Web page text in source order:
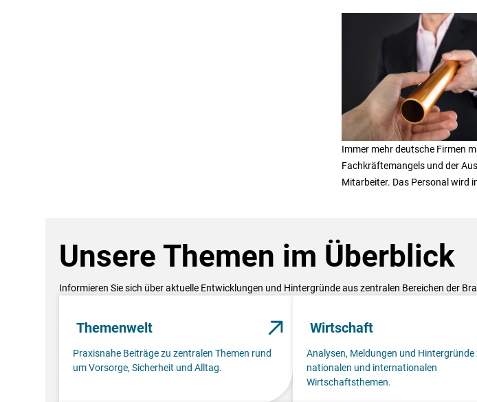
Immer mehr deutsche Firmen
Fachkräftemangels und der
Mitarbeiter. Das Personal wird
Unsere Themen im Überblick
Informieren Sie sich über aktuelle Entwicklungen und Hintergründe aus zentralen Bereichen der
Themenwelt
Praxisnahe Beiträge zu zentralen Themen rund
um Vorsorge, Sicherheit und Alltag.
Wirtschaft
Analysen, Meldungen und Hintergründe
nationalen und internationalen
Wirtschaftsthemen.